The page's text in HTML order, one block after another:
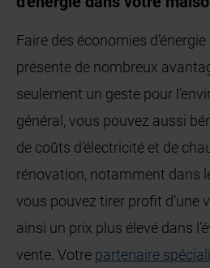
Faire des économies
présente de nombreux
seulement un geste pour
général, vous pouvez aussi
de coûts d’électricité et de
rénovation, notamment dans
vous pouvez tirer profit d’une
ainsi un prix plus élevé dans
vente. Votre partenaire